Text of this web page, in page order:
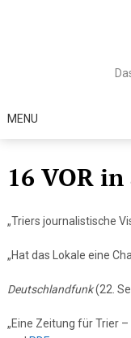
MENU
16 VOR
„Triers journalistische
„Hat das Lokale eine
Deutschlandfunk(22.
„Eine Zeitung für Trier –